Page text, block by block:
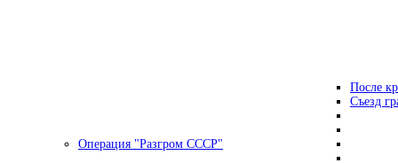
После
Съезд
Операция "Разгром СССР"